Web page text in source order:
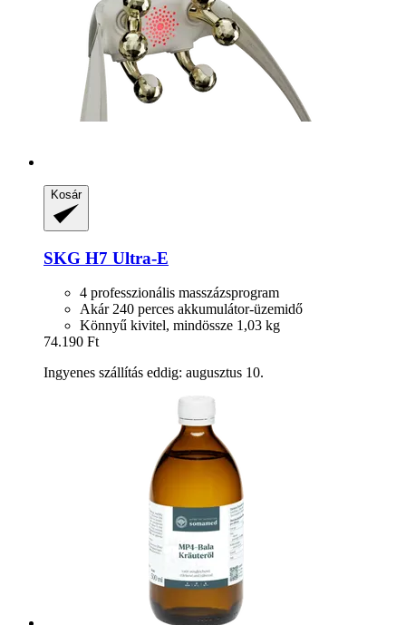
Kosár
SKG H7 Ultra-​E
4 professzionális masszázsprogram
Akár 240 perces akkumulátor-üzemidő
Könnyű kivitel, mindössze 1,03 kg
74.190 Ft
Ingyenes szállítás eddig: augusztus 10.